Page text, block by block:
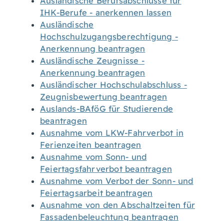
IHK-Berufe - anerkennen lassen
Ausländische
Hochschulzugangsberechtigung -
Anerkennung beantragen
Ausländische Zeugnisse -
Anerkennung beantragen
Ausländischer Hochschulabschluss -
Zeugnisbewertung beantragen
Auslands-BAföG für Studierende
beantragen
Ausnahme vom LKW-Fahrverbot in
Ferienzeiten beantragen
Ausnahme vom Sonn- und
Feiertagsfahrverbot beantragen
Ausnahme vom Verbot der Sonn- und
Feiertagsarbeit beantragen
Ausnahme von den Abschaltzeiten für
Fassadenbeleuchtung beantragen